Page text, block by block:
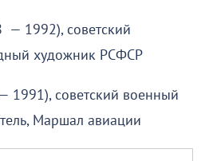
— 1992), советский
художник РСФСР
советский военный
Маршал авиации